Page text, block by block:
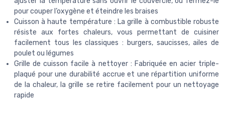
pour couper l’oxygène et éteindre les braises
Cuisson à haute température : La grille à combustible robuste
résiste aux fortes chaleurs, vous permettant de cuisiner
facilement tous les classiques : burgers, saucisses, ailes de
poulet ou légumes
Grille de cuisson facile à nettoyer : Fabriquée en acier triple-
plaqué pour une durabilité accrue et une répartition uniforme
de la chaleur, la grille se retire facilement pour un nettoyage
rapide